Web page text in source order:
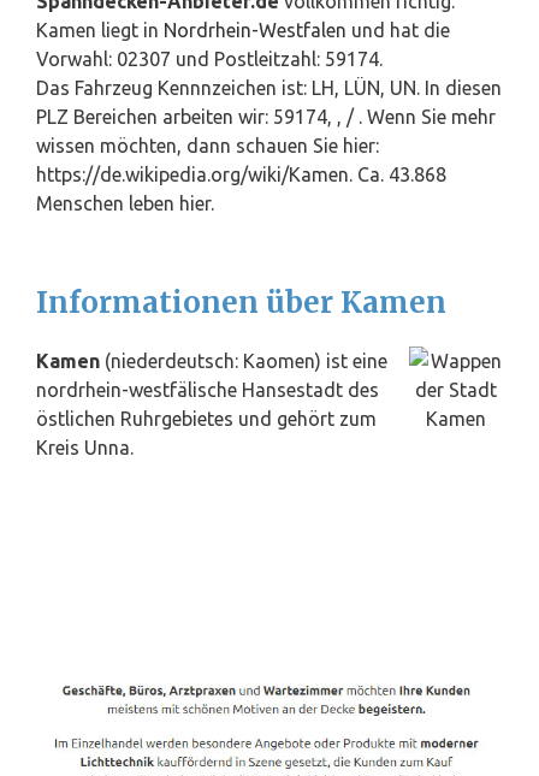
Kamen liegt in Nordrhein-Westfalen und hat die
Vorwahl: 02307 und Postleitzahl: 59174.
Das Fahrzeug Kennnzeichen ist: LH, LÜN, UN. In diesen
PLZ Bereichen arbeiten wir: 59174, , / . Wenn Sie mehr
wissen möchten, dann schauen Sie hier:
https://de.wikipedia.org/wiki/Kamen. Ca. 43.868
Menschen leben hier.
Informationen über Kamen
Kamen (niederdeutsch: Kaomen) ist eine
nordrhein-westfälische Hansestadt des
östlichen Ruhrgebietes und gehört zum
Kreis Unna.